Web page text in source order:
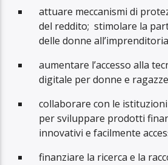
attuare meccanismi di
del reddito; stimolare la
delle donne
aumentare l’accesso alla
digitale per donne e
collaborare con le
per sviluppare prodotti
innovativi e facilmente
finanziare la ricerca e la